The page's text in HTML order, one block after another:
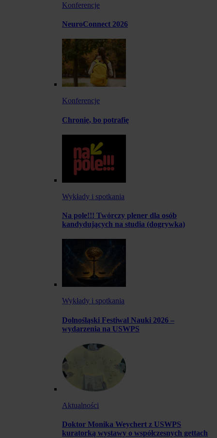
Konferencje
NeuroConnect 2026
Konferencje
Chronię, bo potrafię
Wykłady i spotkania
Na pole!!! Twórczy plener dla osób
kandydujących na studia (dogrywka)
Wykłady i spotkania
Dolnośląski Festiwal Nauki 2026 –
wydarzenia na USWPS
Aktualności
Doktor Monika Weychert z USWPS
kuratorką wystawy o współczesnych gettach